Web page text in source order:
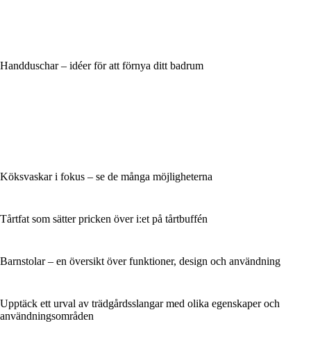
Handduschar – idéer för att förnya ditt badrum
Köksvaskar i fokus – se de många möjligheterna
Tårtfat som sätter pricken över i:et på tårtbuffén
Barnstolar – en översikt över funktioner, design och användning
Upptäck ett urval av trädgårdsslangar med olika egenskaper och
användningsområden